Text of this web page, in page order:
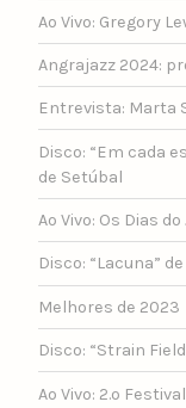
Ao Vivo: Gregory
Angrajazz 2024:
Entrevista: Marta
Disco: “Em cada
de Setúbal
Ao Vivo: Os Dias
Disco: “Lacuna”
Melhores de 2023
Disco: “Strain
Ao Vivo: 2.º